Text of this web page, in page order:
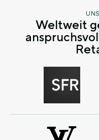
Weltweit